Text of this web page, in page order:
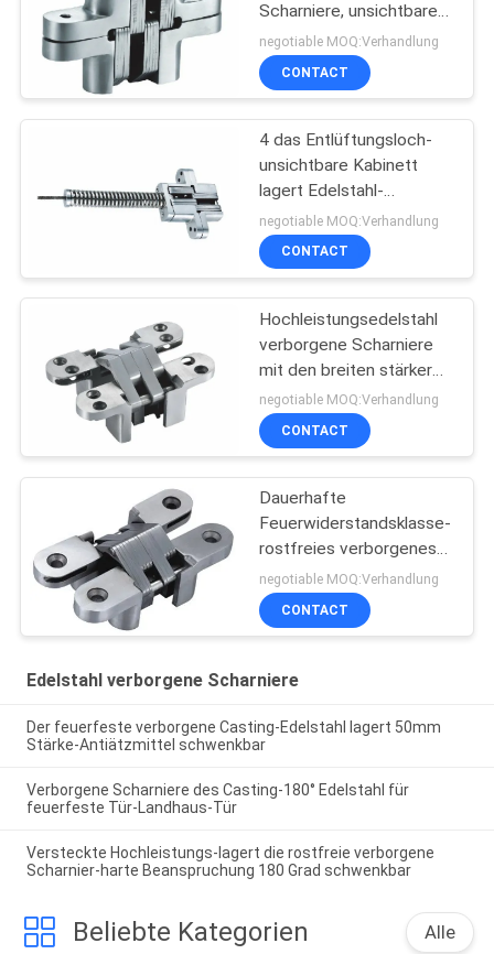
Scharniere, unsichtbare
Scharniere für Innentüren
negotiable MOQ:Verhandlung
CONTACT
4 das Entlüftungsloch-
unsichtbare Kabinett
lagert Edelstahl-
selbstschließend Feder
schwenkbar
negotiable MOQ:Verhandlung
CONTACT
Hochleistungsedelstahl
verborgene Scharniere
mit den breiten stärkeren
Verbindungsarmen
negotiable MOQ:Verhandlung
CONTACT
Dauerhafte
Feuerwiderstandsklasse-
rostfreies verborgenes
Tür-Scharnier 19x95mm
180 Grad
negotiable MOQ:Verhandlung
CONTACT
Edelstahl verborgene Scharniere
Der feuerfeste verborgene Casting-Edelstahl lagert 50mm
Stärke-Antiätzmittel schwenkbar
Verborgene Scharniere des Casting-180° Edelstahl für
feuerfeste Tür-Landhaus-Tür
Versteckte Hochleistungs-lagert die rostfreie verborgene
Scharnier-harte Beanspruchung 180 Grad schwenkbar
Beliebte Kategorien Alle